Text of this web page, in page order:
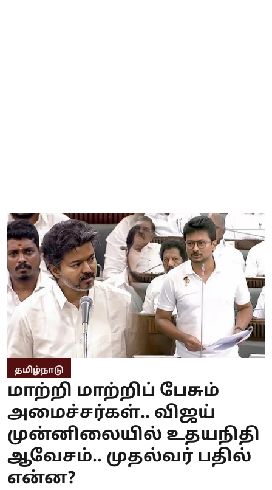
தமிழ்நாடு
மாற்றி மாற்றிப் பேசும்
அமைச்சர்கள்.. விஜய்
முன்னிலையில் உதயநிதி
ஆவேசம்.. முதல்வர் பதில்
என்ன?